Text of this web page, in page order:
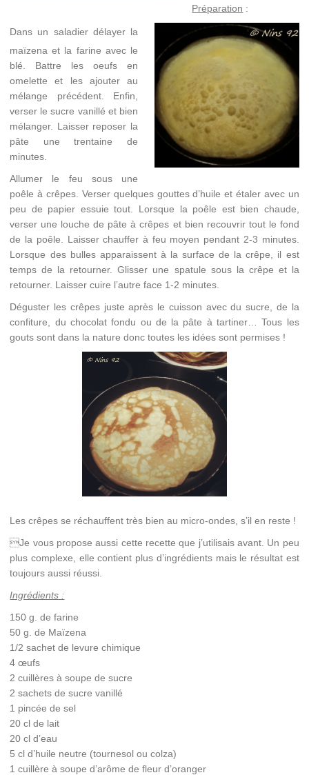
Préparation :
Dans un saladier délayer la
maïzena et la farine avec le
blé. Battre les oeufs en
omelette et les ajouter au
mélange précédent. Enfin,
verser le sucre vanillé et bien
mélanger. Laisser reposer la
pâte une trentaine de
minutes.
Allumer le feu sous une
poêle à crêpes. Verser quelques gouttes d’huile et étaler avec un
peu de papier essuie tout. Lorsque la poêle est bien chaude,
verser une louche de pâte à crêpes et bien recouvrir tout le fond
de la poêle. Laisser chauffer à feu moyen pendant 2-3 minutes.
Lorsque des bulles apparaissent à la surface de la crêpe, il est
temps de la retourner. Glisser une spatule sous la crêpe et la
retourner. Laisser cuire l’autre face 1-2 minutes.
Déguster les crêpes juste après le cuisson avec du sucre, de la
confiture, du chocolat fondu ou de la pâte à tartiner… Tous les
gouts sont dans la nature donc toutes les idées sont permises !
Les crêpes se réchauffent très bien au micro-ondes, s’il en reste !
Je vous propose aussi cette recette que j’utilisais avant. Un peu
plus complexe, elle contient plus d’ingrédients mais le résultat est
toujours aussi réussi.
Ingrédients :
150 g. de farine
50 g. de Maïzena
1/2 sachet de levure chimique
4 œufs
2 cuillères à soupe de sucre
2 sachets de sucre vanillé
1 pincée de sel
20 cl de lait
20 cl d’eau
5 cl d’huile neutre (tournesol ou colza)
1 cuillère à soupe d’arôme de fleur d’oranger